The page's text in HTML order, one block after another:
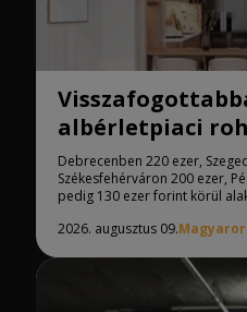
albérletpiaci
Debrecenben 220 ezer,
Székesfehérváron 200 ezer,
pedig 130 ezer forint körül
2026. augusztus 09.